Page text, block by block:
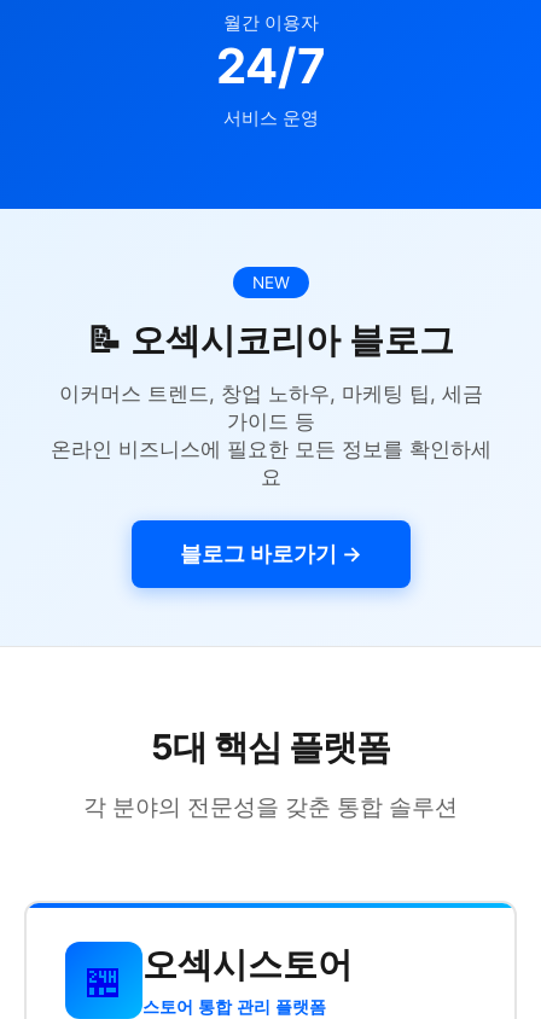
월간 이용자
24/7
서비스 운영
NEW
📝 오섹시코리아 블로그
이커머스 트렌드, 창업 노하우, 마케팅 팁, 세금
가이드 등
온라인 비즈니스에 필요한 모든 정보를 확인하세
요
블로그 바로가기 →
5대 핵심 플랫폼
각 분야의 전문성을 갖춘 통합 솔루션
🏪 오섹시스토어
스토어 통합 관리 플랫폼